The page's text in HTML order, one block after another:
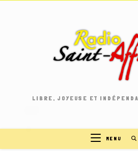
LIBRE, JOYEUSE ET
MENU